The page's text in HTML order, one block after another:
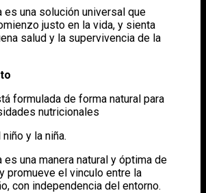
es una solución universal que
justo en la vida, y sienta
salud y la supervivencia de la
formulada de forma natural para
nutricionales
y la niña.
es una manera natural y óptima de
promueve el vinculo entre la
con independencia del entorno.